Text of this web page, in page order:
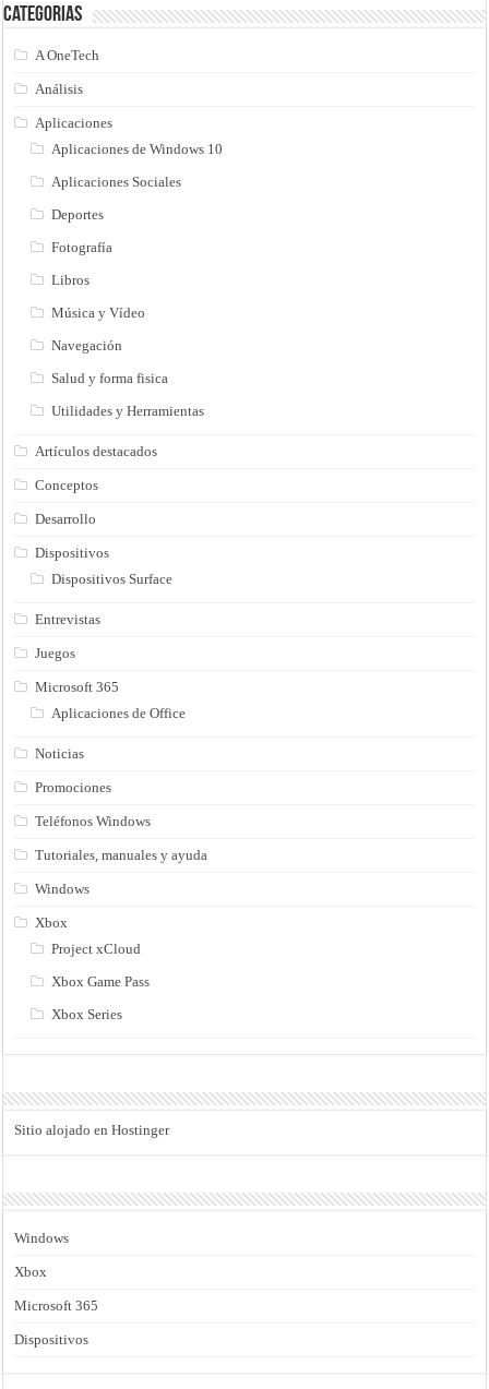
Categorias
A OneTech
Análisis
Aplicaciones
Aplicaciones de Windows 10
Aplicaciones Sociales
Deportes
Fotografía
Libros
Música y Vídeo
Navegación
Salud y forma fisica
Utilidades y Herramientas
Artículos destacados
Conceptos
Desarrollo
Dispositivos
Dispositivos Surface
Entrevistas
Juegos
Microsoft 365
Aplicaciones de Office
Noticias
Promociones
Teléfonos Windows
Tutoriales, manuales y ayuda
Windows
Xbox
Project xCloud
Xbox Game Pass
Xbox Series
Sitio alojado en Hostinger
Windows
Xbox
Microsoft 365
Dispositivos